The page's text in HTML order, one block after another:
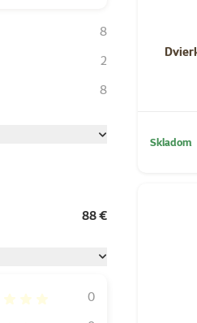
8
2
8
88 €
100%
0
Skladom